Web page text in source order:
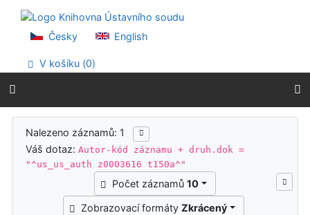
Přejít na menu
Prohlášení o webové přístupnosti
Česky English
V košíku (0)
Výsledky vyhledávání
Nalezeno záznamů: 1
Váš dotaz:Autor-kód záznamu + druh.dok =
"^us_us_auth z0003616 t150a^"
Počet záznamů 10
Zobrazovací formáty Zkrácený